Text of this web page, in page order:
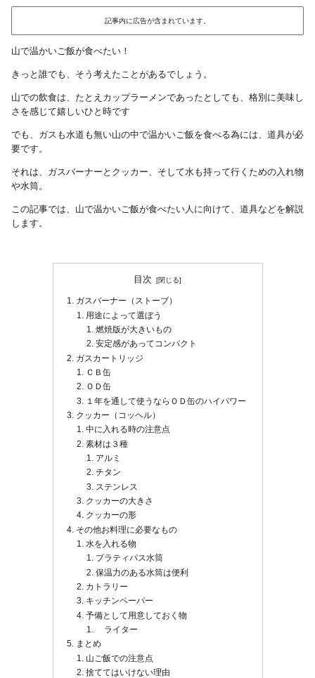
記事内に広告が含まれています。
山で温かいご飯が食べたい！
きっと誰でも、そう考えたことがあるでしょう。
山での飲食は、たとえカップラーメンであったとしても、格別に美味し
さを感じて嬉しいひと時です
でも、ガスも水道も無い山の中で温かいご飯を食べる為には、道具が必
要です。
それは、ガスバーナーとクッカー、そして水も持って行くための入れ物
や水筒。
この記事では、山で温かいご飯が食べたい人に向けて、道具などを解説
します。
目次
ガスバーナー（ストーブ）
用途によって選ぼう
燃焼版が大きいもの
安定感があってコンパクト
ガスカートリッジ
ＣＢ缶
ＯＤ缶
１年を通して使うならＯＤ缶のハイパワー
クッカー（コッヘル）
中に入れる時の注意点
素材は３種
アルミ
チタン
ステンレス
クッカーの大きさ
クッカーの形
その他お料理に必要なもの
水を入れる物
プラティパス水筒
保温力のある水筒は便利
カトラリー
キッチンペーパー
予備として用意しておく物
ライター
まとめ
山ご飯での注意点
捨ててはいけない理由